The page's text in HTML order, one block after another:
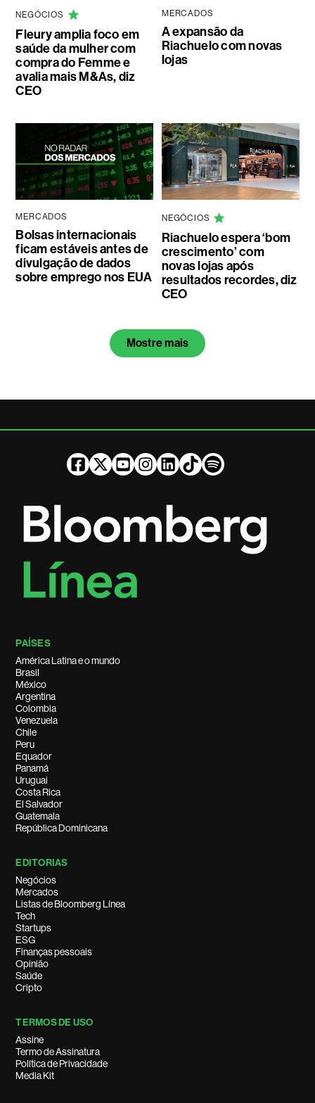
NEGÓCIOS
Fleury amplia foco em
saúde da mulher com
compra do Femme e
avalia mais M&As, diz
CEO
MERCADOS
A expansão da
Riachuelo com novas
lojas
MERCADOS
Bolsas internacionais
ficam estáveis antes de
divulgação de dados
sobre emprego nos EUA
NEGÓCIOS
Riachuelo espera ‘bom
crescimento’ com
novas lojas após
resultados recordes, diz
CEO
Mostre mais
PAÍSES
América Latina e o mundo
Brasil
México
Argentina
Colombia
Venezuela
Chile
Peru
Equador
Panamá
Uruguai
Costa Rica
El Salvador
Guatemala
República Dominicana
EDITORIAS
Negócios
Mercados
Listas de Bloomberg Línea
Tech
Startups
ESG
Finanças pessoais
Opinião
Saúde
Cripto
TERMOS DE USO
Assine
Termo de Assinatura
Política de Privacidade
Media Kit